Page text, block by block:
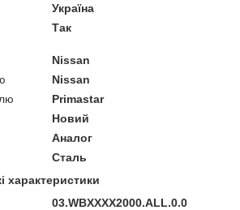
Україна
Так
Nissan
Nissan
Primastar
Новий
Аналог
Сталь
характеристики
03.WBXXXX2000.ALL.0.0